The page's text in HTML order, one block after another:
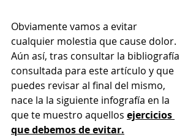
Obviamente vamos a evitar
cualquier molestia que cause dolor.
Aún así, tras consultar la bibliografía
consultada para este artículo y que
puedes revisar al final del mismo,
nace la la siguiente infografía en la
que te muestro aquellos ejercicios
que debemos de evitar.